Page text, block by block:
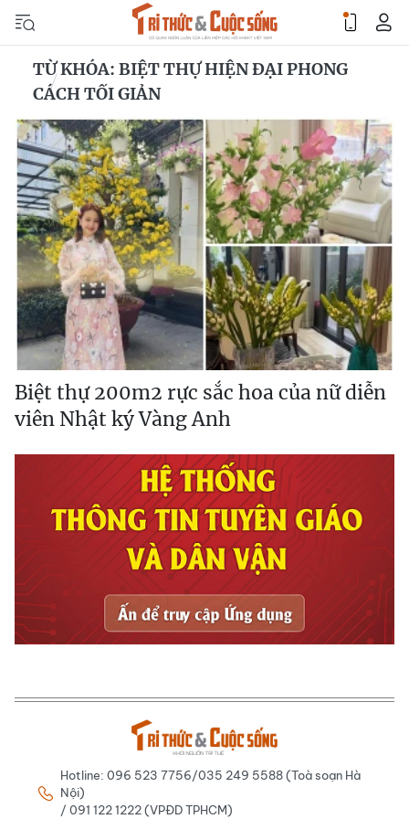
TỪ KHÓA: BIỆT THỰ HIỆN ĐẠI PHONG
CÁCH TỐI GIẢN
Biệt thự 200m2 rực sắc hoa của nữ diễn
viên Nhật ký Vàng Anh
Hotline: 096 523 7756/035 249 5588 (Toà soạn Hà
Nội)
/ 091 122 1222 (VPĐD TPHCM)